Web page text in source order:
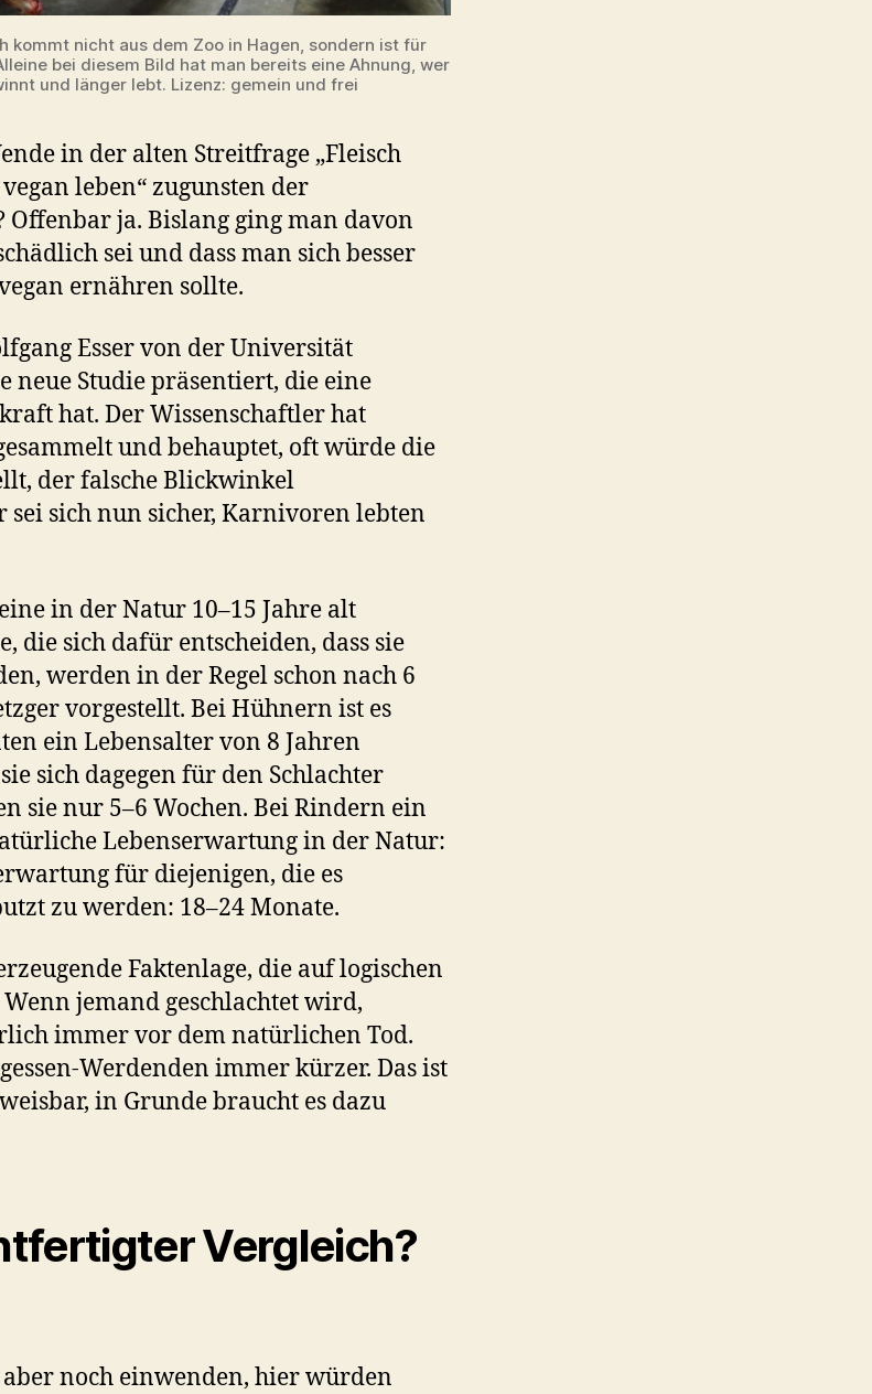
kommt nicht aus dem Zoo in Hagen, sondern ist für
bei diesem Bild hat man bereits eine Ahnung, wer
und länger lebt. Lizenz: gemein und frei
in der alten Streitfrage „Fleisch
leben“ zugunsten der
Offenbar ja. Bislang ging man davon
sei und dass man sich besser
ernähren sollte.
Esser von der Universität
neue Studie präsentiert, die eine
hat. Der Wissenschaftler hat
und behauptet, oft würde die
der falsche Blickwinkel
sei sich nun sicher, Karnivoren lebten
in der Natur 10–15 Jahre alt
die sich dafür entscheiden, dass sie
werden in der Regel schon nach 6
vorgestellt. Bei Hühnern ist es
ein Lebensalter von 8 Jahren
sich dagegen für den Schlachter
sie nur 5–6 Wochen. Bei Rindern ein
Lebenserwartung in der Natur:
für diejenigen, die es
zu werden: 18–24 Monate.
Faktenlage, die auf logischen
jemand geschlachtet wird,
immer vor dem natürlichen Tod.
Werdenden immer kürzer. Das ist
in Grunde braucht es dazu
Vergleich?
noch einwenden, hier würden